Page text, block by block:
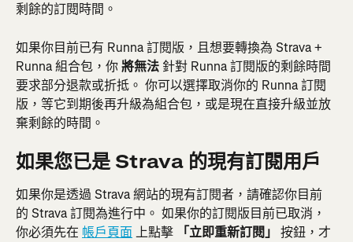
剩餘的訂閱時間。
如果你目前已有 Runna 訂閱版，且想要轉換為 Strava +
Runna 組合包，你 將無法 針對 Runna 訂閱版的剩餘時間
要求部分退款或折抵。 你可以選擇取消你的 Runna 訂閱
版，等它到期後再升級為組合包，或是現在直接升級並放
棄剩餘的時間。
如果您已是 Strava 的現有訂閱用戶
如果你是透過 Strava 網站的現有訂閱者，請確認你目前
的 Strava 訂閱為進行中。 如果你的訂閱版目前已取消，
你必須先在 帳戶頁面 上點擊 「立即重新訂閱」
按鈕，才